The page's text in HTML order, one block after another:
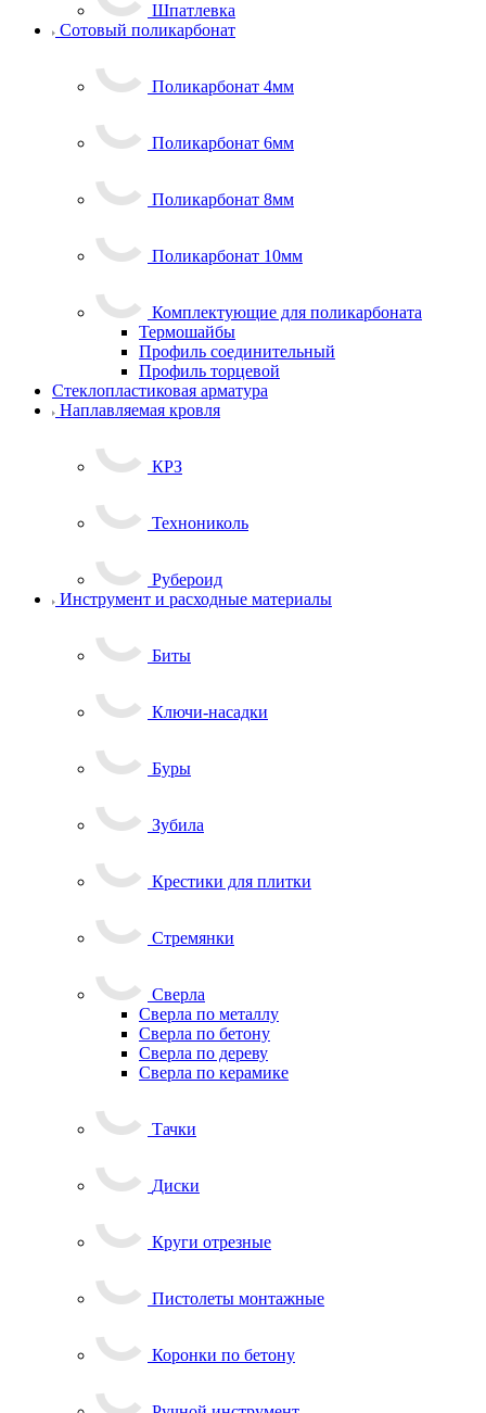
Шпатлевка
Сотовый поликарбонат
Поликарбонат 4мм
Поликарбонат 6мм
Поликарбонат 8мм
Поликарбонат 10мм
Комплектующие для поликарбоната
Термошайбы
Профиль соединительный
Профиль торцевой
Стеклопластиковая арматура
Наплавляемая кровля
КРЗ
Технониколь
Рубероид
Инструмент и расходные материалы
Биты
Ключи-насадки
Буры
Зубила
Крестики для плитки
Стремянки
Сверла
Сверла по металлу
Сверла по бетону
Сверла по дереву
Сверла по керамике
Тачки
Диски
Круги отрезные
Пистолеты монтажные
Коронки по бетону